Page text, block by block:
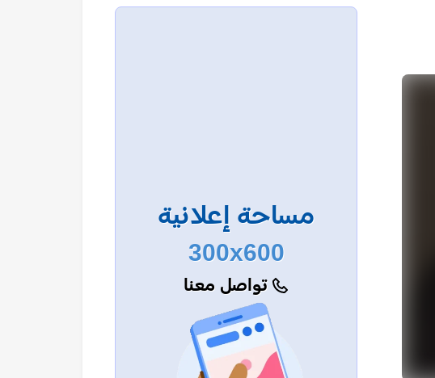
مساحة إعلانية
300x600
تواصل معنا